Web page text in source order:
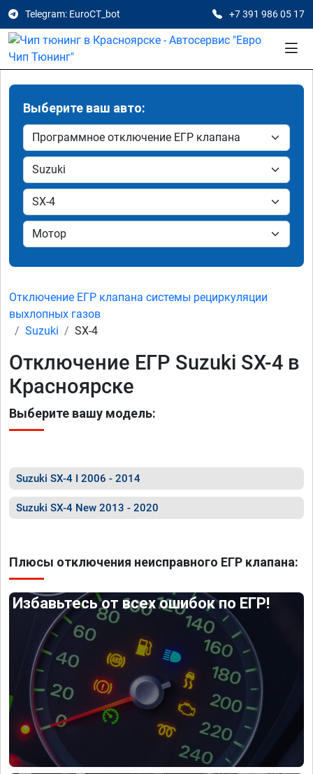
Telegram: EuroCT_bot +7 391 986 05 17
Выберите ваш авто:
Отключение ЕГР клапана системы рециркуляции
выхлопных газов
Suzuki
SX-4
Отключение ЕГР Suzuki SX-4 в
Красноярске
Выберите вашу модель:
Suzuki SX-4 I 2006 - 2014
Suzuki SX-4 New 2013 - 2020
Плюсы отключения неисправного ЕГР клапана:
Избавьтесь от всех ошибок по ЕГР!